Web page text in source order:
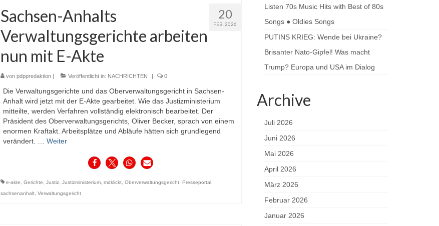
20
FEB. 2026
Sachsen-Anhalts
Verwaltungsgerichte arbeiten
nun mit E-Akte
von pdppredaktion| Veröffentlicht in: NACHRICHTEN | 0
Die Verwaltungsgerichte und das Oberverwaltungsgericht in Sachsen-
Anhalt wird jetzt mit der E-Akte gearbeitet. Wie das Justizministerium
mitteilte, werden Verfahren vollständig elektronisch bearbeitet. Der
Präsident des Oberverwaltungsgerichts, Oliver Becker, sprach von einem
enormen Kraftakt. Arbeitsplätze und Abläufe hätten sich grundlegend
verändert. … Weiter
e-akte Gerichte Justiz, Justizministerium, mdklickt, Oberverwaltungsgericht, Presseportal,
sachsenanhalt, Verwaltungsgericht
Listen 70s Music Hits with Best of 80s
Songs ● Oldies Songs
PUTINS KRIEG: Wende bei Ukraine?
Brisanter Nato-Gipfel! Was macht
Trump? Europa und USA im Dialog
Archive
Juli 2026
Juni 2026
Mai 2026
April 2026
März 2026
Februar 2026
Januar 2026